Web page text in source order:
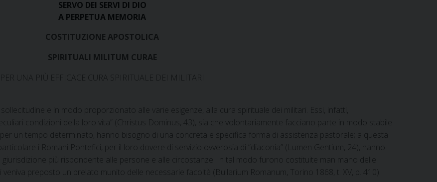
SERVO DEI SERVI DI DIO
A PERPETUA MEMORIA
COSTITUZIONE APOSTOLICA
SPIRITUALI MILITUM CURAE
PER UNA PIÙ EFFICACE CURA SPIRITUALE DEI MILITARI
e in modo proporzionato alle varie esigenze, alla cura spirituale dei militari. Essi, infatti,
condizioni della loro vita” (Christus Dominus, 43), sia che volontariamente facciano parte in modo stabile
un tempo determinato, hanno bisogno di una concreta e specifica forma di assistenza pastorale; a questa
i Romani Pontefici, per il loro dovere di servizio ovverosia di “diaconia” (Lumen Gentium, 24), hanno
più rispondente alle persone e alle circostanze. In tal modo furono costituite man mano delle
preposto un prelato munito delle necessarie facoltà (Bullarium Romanum, Torino 1868, t. XV, p. 410).